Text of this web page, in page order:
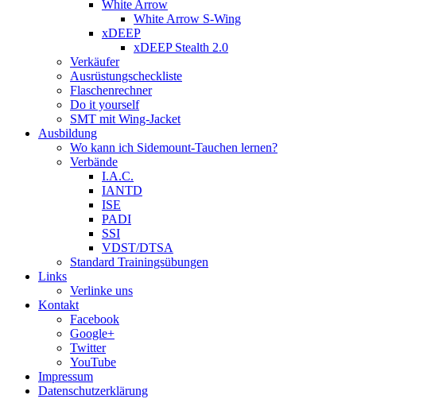
White Arrow
White Arrow S-Wing
xDEEP
xDEEP Stealth 2.0
Verkäufer
Ausrüstungscheckliste
Flaschenrechner
Do it yourself
SMT mit Wing-Jacket
Ausbildung
Wo kann ich Sidemount-Tauchen lernen?
Verbände
I.A.C.
IANTD
ISE
PADI
SSI
VDST/DTSA
Standard Trainingsübungen
Links
Verlinke uns
Kontakt
Facebook
Google+
Twitter
YouTube
Impressum
Datenschutzerklärung